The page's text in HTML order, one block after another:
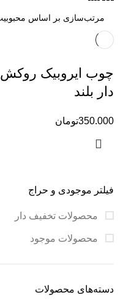
فیلتر موجودی و حراج
محصولات تخفیف دار
محصولات موجود
دسته‌های محصولات
چوب ایروبیک روکش
دار بلند
تومان350.000